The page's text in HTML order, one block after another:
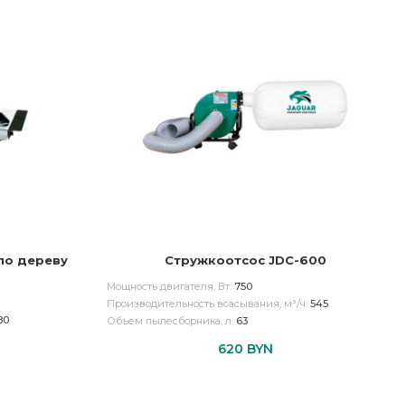
дереву
Стружкоотсос JDC-600
Мощность двигателя, Вт: 750
Производительность всасывания, м³/ч: 545
Объем пылесборника, л: 63
620 BYN